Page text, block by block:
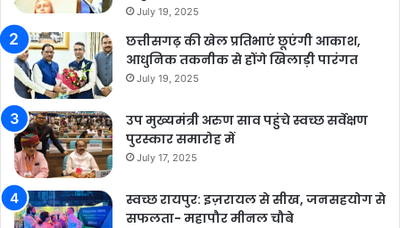
July 19, 2025
छत्तीसगढ़ की खेल प्रतिभाएं छूएंगी आकाश,
आधुनिक तकनीक से होंगे खिलाड़ी पारंगत
July 19, 2025
उप मुख्यमंत्री अरुण साव पहुंचे स्वच्छ सर्वेक्षण
पुरस्कार समारोह में
July 17, 2025
स्वच्छ रायपुर: इज़रायल से सीख, जनसहयोग से
सफलता- महापौर मीनल चौबे